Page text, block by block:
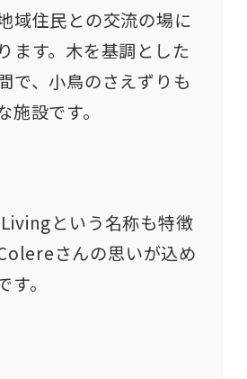
域住民との交流の場に
ます。木を基調とした
で、小鳥のさえずりも
施設です。
という名称も特徴
さんの思いが込め
。